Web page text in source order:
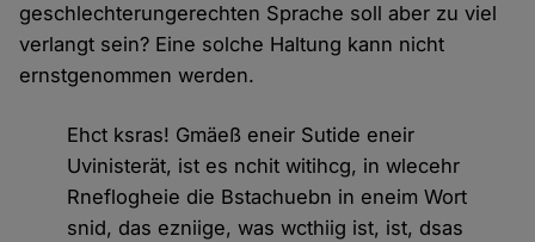
geschlechterungerechten Sprache soll aber zu viel
verlangt sein? Eine solche Haltung kann nicht
ernstgenommen werden.
Ehct ksras! Gmäeß eneir Sutide eneir
Uvinisterät, ist es nchit witihcg, in wlecehr
Rneflogheie die Bstachuebn in eneim Wort
snid, das ezniige, was wcthiig ist, ist, dsas